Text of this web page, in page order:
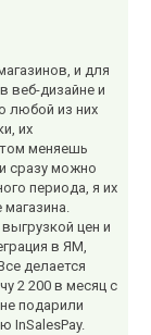
и для
веб-дизайне и
любой из них
их
меняешь
сразу можно
периода, я их
магазина.
цен и
в ЯМ,
делается
2 200 в месяц с
подарили
InSalesPay.